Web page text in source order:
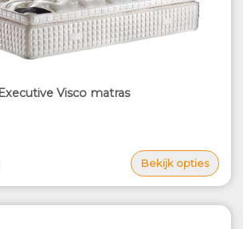
Visco matras
Bekijk opties